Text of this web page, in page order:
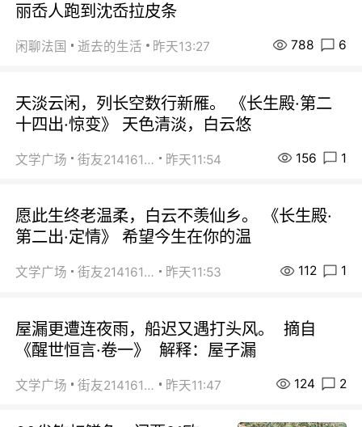
丽岙人跑到沈岙拉皮条
闲聊法国 逝去的生活 昨天13:27 788 6
天淡云闲，列长空数行新雁。 《长生殿·第二
十四出·惊变》 天色清淡，白云悠
文学广场 街友21416156 昨天11:54 156 1
愿此生终老温柔，白云不羡仙乡。 《长生殿·
第二出·定情》 希望今生在你的温
文学广场 街友21416156 昨天11:53 112 1
屋漏更遭连夜雨，船迟又遇打头风。 摘自
《醒世恒言·卷一》 解释：屋子漏
文学广场 街友21416156 昨天11:47 124 2